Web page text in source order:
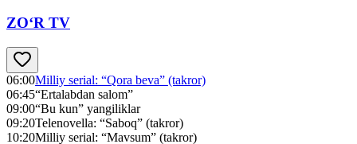
ZO‘R TV
06:00Milliy serial: “Qora beva” (takror)
06:45“Ertalabdan salom”
09:00“Bu kun” yangiliklar
09:20Telenovella: “Saboq” (takror)
10:20Milliy serial: “Mavsum” (takror)